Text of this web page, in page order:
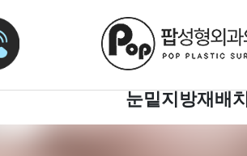
눈밑지방재배